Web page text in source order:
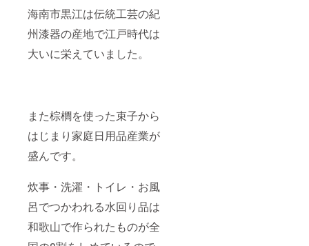
海南市黒江は伝統工芸の紀
州漆器の産地で江戸時代は
大いに栄えていました。
また棕櫚を使った束子から
はじまり家庭日用品産業が
盛んです。
炊事・洗濯・トイレ・お風
呂でつかわれる水回り品は
和歌山で作られたものが全